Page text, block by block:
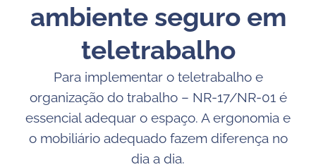
ambiente seguro em
teletrabalho
Para implementar o teletrabalho e
organização do trabalho – NR-17/NR-01 é
essencial adequar o espaço. A ergonomia e
o mobiliário adequado fazem diferença no
dia a dia.